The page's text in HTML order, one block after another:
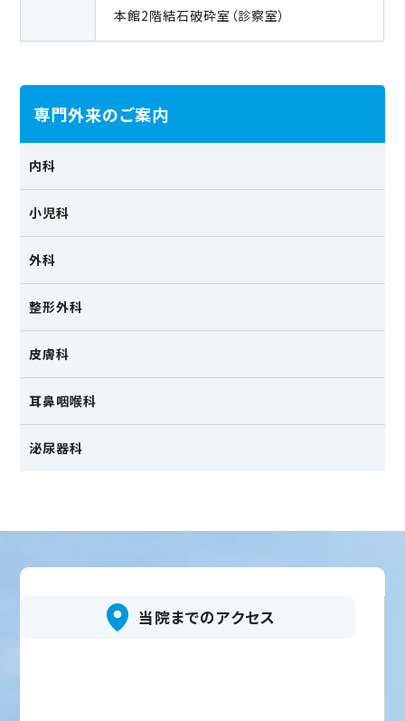
本館2階結石破砕室（診察室）
専門外来のご案内
内科
小児科
外科
整形外科
皮膚科
耳鼻咽喉科
泌尿器科
当院までのアクセス